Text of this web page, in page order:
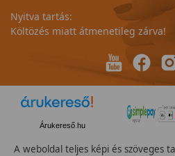
Nyitva tartás:
Költözés miatt átmenetileg zárva!
Árukereső.hu
A weboldal teljes képi és szöveges